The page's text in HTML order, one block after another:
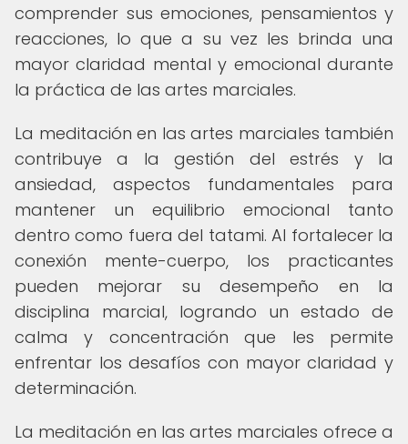
comprender sus emociones, pensamientos y
reacciones, lo que a su vez les brinda una
mayor claridad mental y emocional durante
la práctica de las artes marciales.
La meditación en las artes marciales también
contribuye a la gestión del estrés y la
ansiedad, aspectos fundamentales para
mantener un equilibrio emocional tanto
dentro como fuera del tatami. Al fortalecer la
conexión mente-cuerpo, los practicantes
pueden mejorar su desempeño en la
disciplina marcial, logrando un estado de
calma y concentración que les permite
enfrentar los desafíos con mayor claridad y
determinación.
La meditación en las artes marciales ofrece a